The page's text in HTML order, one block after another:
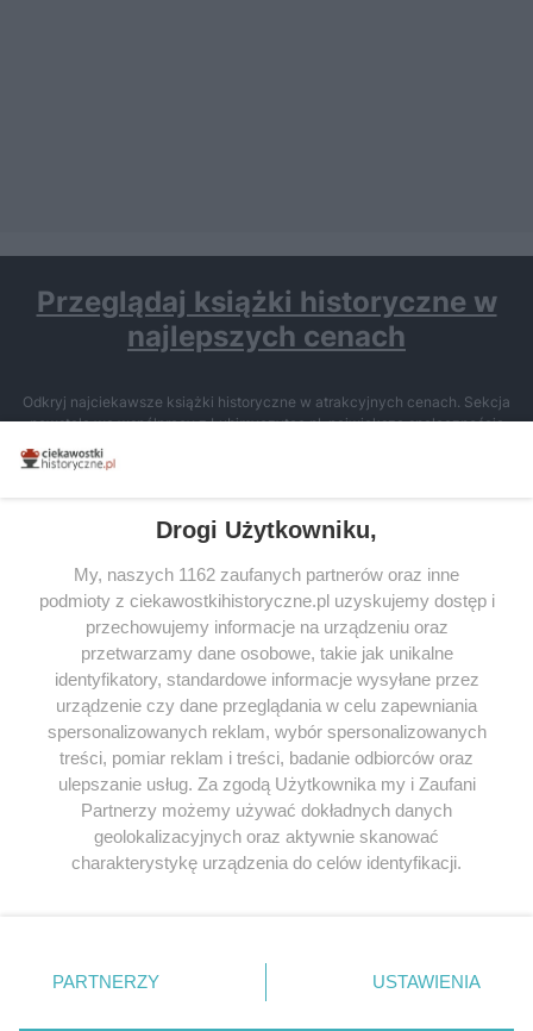
Przeglądaj książki historyczne w
najlepszych cenach
Odkryj najciekawsze książki historyczne w atrakcyjnych cenach. Sekcja
powstała we współpracy z Lubimyczytac.pl, największą społecznością
miłośników literatury w Polsce – dzięki temu możesz wybierać spośród
tytułów najwyżej ocenianych przez czytelników.
SERWIS
SPOŁECZNOŚĆ
WSPÓŁPRACA
KONTAKT
ODWIEDŹ RÓWNIEŻ:
Drogi Użytkowniku,
My, naszych 1162 zaufanych partnerów oraz inne
podmioty z ciekawostkihistoryczne.pl uzyskujemy dostęp i
przechowujemy informacje na urządzeniu oraz
przetwarzamy dane osobowe, takie jak unikalne
identyfikatory, standardowe informacje wysyłane przez
urządzenie czy dane przeglądania w celu zapewniania
spersonalizowanych reklam, wybór spersonalizowanych
treści, pomiar reklam i treści, badanie odbiorców oraz
ulepszanie usług. Za zgodą Użytkownika my i Zaufani
Partnerzy możemy używać dokładnych danych
geolokalizacyjnych oraz aktywnie skanować
charakterystykę urządzenia do celów identyfikacji.
zmienić/wycofać klikając przycisk ustawień prywatności
znajdujący się w lewym dolnym rogu strony
. Niektóre
PARTNERZY USTAWIENIA